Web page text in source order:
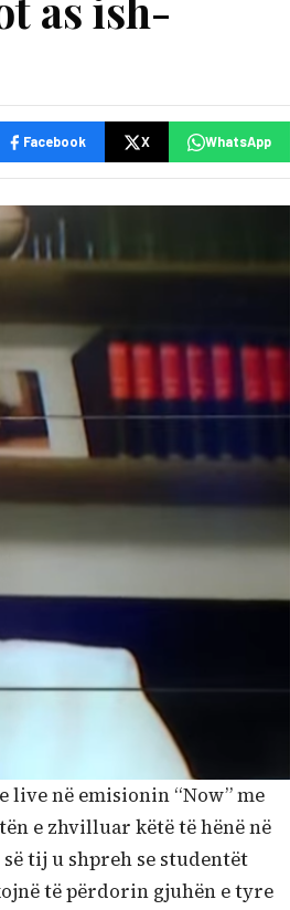
Facebook X WhatsApp
live në emisionin “Now” me
e zhvilluar këtë të hënë në
tij u shpreh se studentët
të përdorin gjuhën e tyre